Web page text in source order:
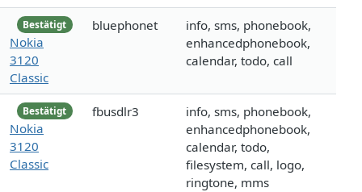
Bestätigt
Nokia
3120
Classic
bluephonet
info, sms, phonebook,
enhancedphonebook,
calendar, todo, call
Bestätigt
Nokia
3120
Classic
fbusdlr3
info, sms, phonebook,
enhancedphonebook,
calendar, todo,
filesystem, call, logo,
ringtone, mms